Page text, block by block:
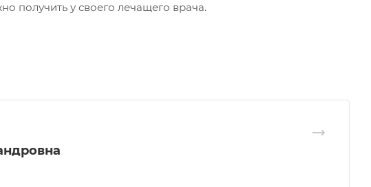
получить у своего лечащего врача.